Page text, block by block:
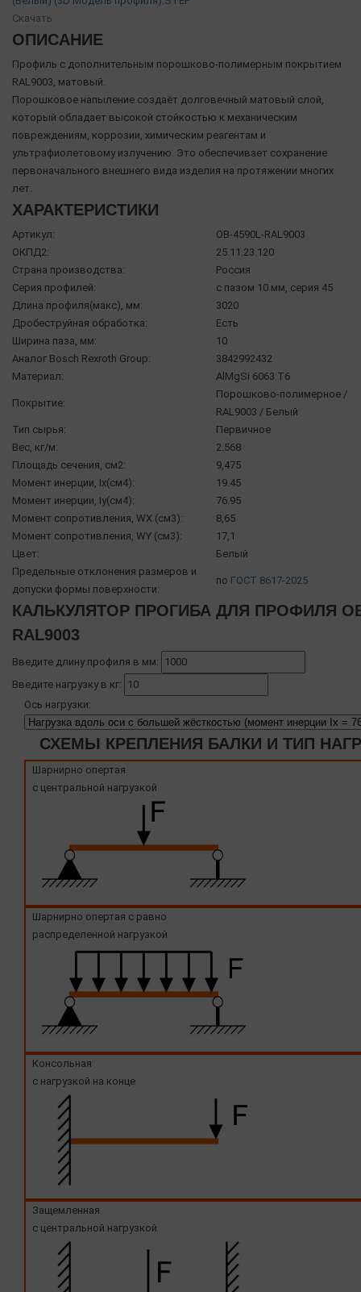
Скачать
ОПИСАНИЕ
Профиль с дополнительным порошково-полимерным покрытием
RAL9003, матовый.
Порошковое напыление создаёт долговечный матовый слой,
который обладает высокой стойкостью к механическим
повреждениям, коррозии, химическим реагентам и
ультрафиолетовому излучению. Это обеспечивает сохранение
первоначального внешнего вида изделия на протяжении многих
лет.
ХАРАКТЕРИСТИКИ
Артикул:
OB-4590L-RAL9003
ОКПД2:
25.11.23.120
Страна производства:
Россия
Серия профилей:
с пазом 10 мм, серия 45
Длина профиля(макс), мм:
3020
Дробеструйная обработка:
Есть
Ширина паза, мм:
10
Аналог Bosch Rexroth Group:
3842992432
Материал:
AlMgSi 6063 Т6
Покрытие:
Порошково-полимерное /
RAL9003 / Белый
Тип сырья:
Первичное
Вес, кг/м:
2.568
Площадь сечения, см2:
9,475
Момент инерции, Ix(см4):
19.45
Момент инерции, Iy(см4):
76.95
Момент сопротивления, WX (см3):
8,65
Момент сопротивления, WY (см3):
17,1
Цвет:
Белый
Предельные отклонения размеров и
допуски формы поверхности:
по ГОСТ 8617-2025
КАЛЬКУЛЯТОР ПРОГИБА ДЛЯ ПРОФИЛЯ
RAL9003
Введите длину профиля в мм:
Введите нагрузку в кг:
Ось нагрузки:
СХЕМЫ КРЕПЛЕНИЯ БАЛКИ И ТИП
Шарнирно опертая
с центральной нагрузкой
Шарнирно опертая с равно
распределенной нагрузкой
Консольная
с нагрузкой на конце
Защемленная
с центральной нагрузкой